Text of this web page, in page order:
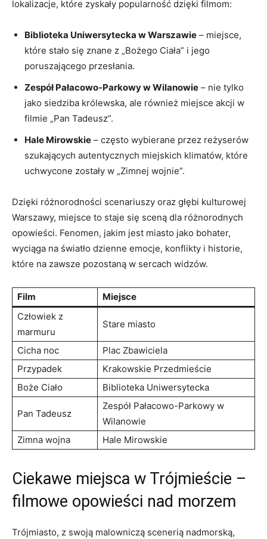
lokalizacje, które zyskały popularność dzięki ⁤filmom:
Biblioteka Uniwersytecka w⁣ Warszawie – miejsce,‍
które stało się znane z „Bożego Ciała” i jego
poruszającego przesłania.
Zespół ⁢Pałacowo-Parkowy w⁤ Wilanowie – nie⁤ tylko
jako ⁣siedziba​ królewska, ale również miejsce akcji ‍w
filmie „Pan Tadeusz”.
Hale Mirowskie – często wybierane przez ⁤reżyserów
szukających autentycznych ‍miejskich klimatów, które
uchwycone zostały w‍ „Zimnej ​wojnie”.
Dzięki różnorodności scenariuszy oraz‍ głębi kulturowej
⁢Warszawy, miejsce to ​staje się sceną dla różnorodnych⁢
opowieści. Fenomen, jakim ⁣jest miasto jako bohater,
wyciąga na ⁢światło dzienne emocje, konflikty i historie,⁤
które na zawsze pozostaną w sercach widzów.
Film
Miejsce
Człowiek z
marmuru
Stare ‌miasto
Cicha noc
Plac Zbawiciela
Przypadek
Krakowskie Przedmieście
Boże Ciało
Biblioteka Uniwersytecka
Pan Tadeusz
Zespół Pałacowo-Parkowy ‌w
Wilanowie
Zimna⁢ wojna
Hale⁢ Mirowskie
Ciekawe miejsca w Trójmieście –
‍filmowe opowieści nad morzem
Trójmiasto, z swoją malowniczą scenerią nadmorską,​